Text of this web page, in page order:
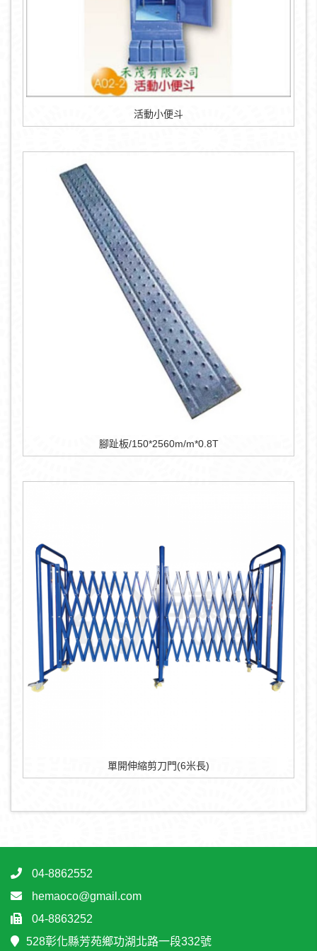
活動小便斗
腳趾板/150*2560m/m*0.8T
單開伸縮剪刀門(6米長)
04-8862552
hemaoco@gmail.com
04-8863252
528彰化縣芳苑鄉功湖北路一段332號